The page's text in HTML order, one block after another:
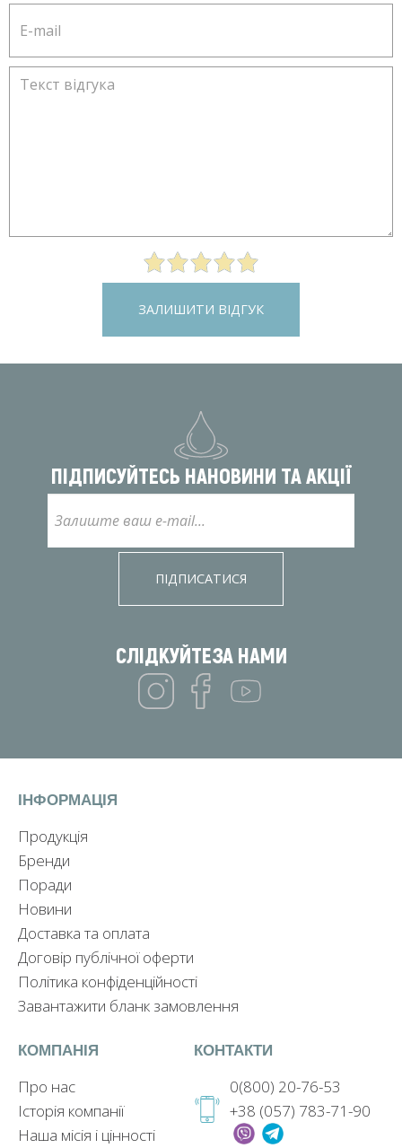
ЗАЛИШИТИ ВІДГУК
ПІДПИСУЙТЕСЬ НАНОВИНИ ТА АКЦІЇ
ПІДПИСАТИСЯ
СЛІДКУЙТЕЗА НАМИ
ІНФОРМАЦІЯ
Продукція
Бренди
Поради
Новини
Доставка та оплата
Договір публічної оферти
Політика конфіденційності
Завантажити бланк замовлення
КОМПАНІЯ
Про нас
Історія компанії
Наша місія і цінності
КОНТАКТИ
0(800) 20-76-53
+38 (057) 783-71-90